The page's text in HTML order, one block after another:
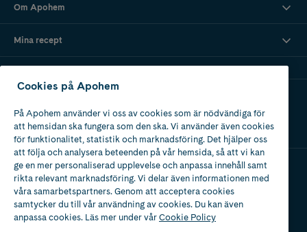
Om Apohem
Mina recept
Apotek med tillstånd
av Läkemedelsverket
Cookies på Apohem
På Apohem använder vi oss av cookies som är nödvändiga för
att hemsidan ska fungera som den ska. Vi använder även cookies
för funktionalitet, statistik och marknadsföring. Det hjälper oss
att följa och analysera beteenden på vår hemsida, så att vi kan
ge en mer personaliserad upplevelse och anpassa innehåll samt
rikta relevant marknadsföring. Vi delar även informationen med
våra samarbetspartners. Genom att acceptera cookies
samtycker du till vår användning av cookies. Du kan även
anpassa cookies. Läs mer under vårCookie Policy